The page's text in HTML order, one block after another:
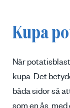
Kupa
När
kupa. Det
båda sidor så